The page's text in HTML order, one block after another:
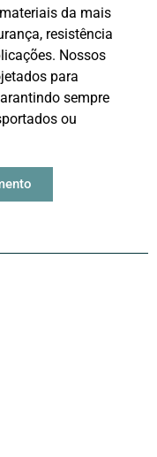
da mais
resistência
Nossos
para
sempre
ou